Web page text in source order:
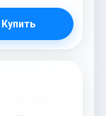
Купить